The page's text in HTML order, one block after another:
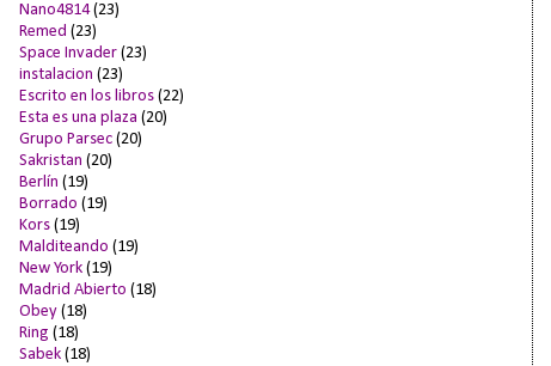
Nano4814 (23)
Remed (23)
Space Invader (23)
instalacion (23)
Escrito en los libros (22)
Esta es una plaza (20)
Grupo Parsec (20)
Sakristan (20)
Berlín (19)
Borrado (19)
Kors (19)
Malditeando (19)
New York (19)
Madrid Abierto (18)
Obey (18)
Ring (18)
Sabek (18)